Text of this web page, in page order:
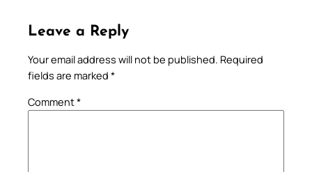
Leave a Reply
Your email address will not be published. Required
fields are marked *
Comment*